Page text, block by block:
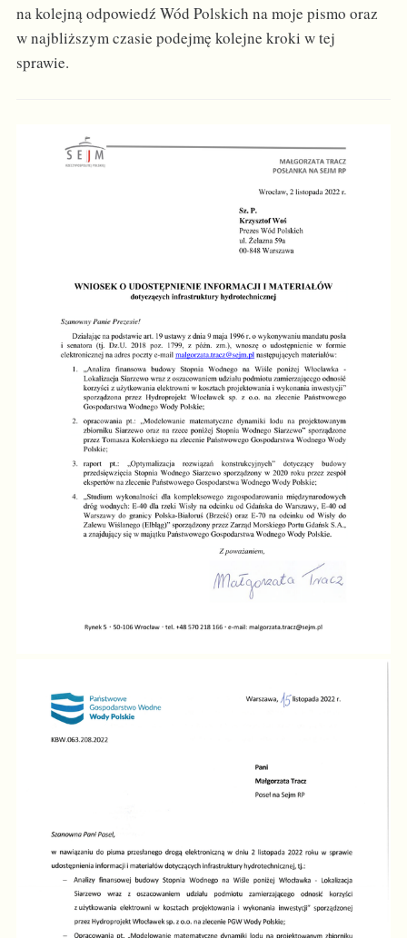
na kolejną odpowiedź Wód Polskich na moje pismo oraz
w najbliższym czasie podejmę kolejne kroki w tej
sprawie.